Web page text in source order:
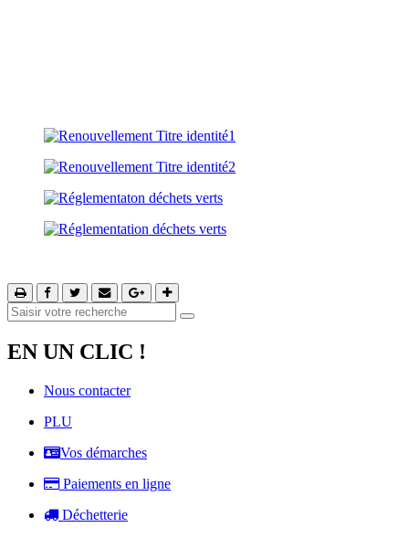
EN UN CLIC !
Nous contacter
PLU
Vos démarches
Paiements en ligne
Déchetterie